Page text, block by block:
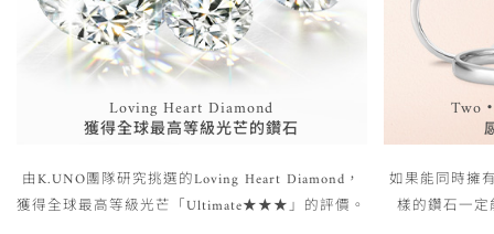
Loving Heart Diamond
獲得全球最高等級光芒的鑽石
由K.UNO團隊研究挑選的Loving Heart Diamond，
獲得全球最高等級光芒「Ultimate★★★」的評價。
Two
如果能同時擁
樣的鑽石一